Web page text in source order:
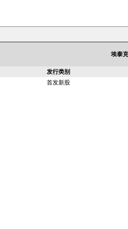
埃泰
发行类别
首发新股